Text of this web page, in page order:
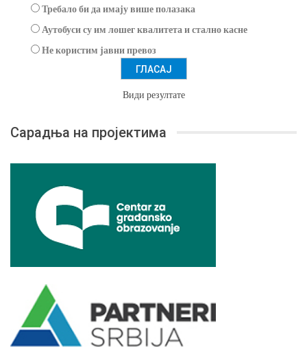
Требало би да имају више полазака
Аутобуси су им лошег квалитета и стално касне
Не користим јавни превоз
Види резултате
Сарадња на пројектима